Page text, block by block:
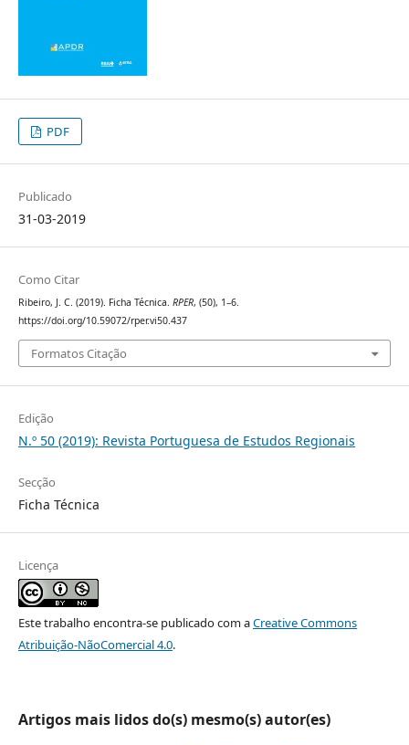
PDF
Publicado
31-03-2019
Como Citar
Ribeiro, J. C. (2019). Ficha Técnica. RPER, (50), 1–6.
https://doi.org/10.59072/rper.vi50.437
Formatos Citação
Edição
N.º 50 (2019): Revista Portuguesa de Estudos Regionais
Secção
Ficha Técnica
Licença
Este trabalho encontra-se publicado com aCreative Commons
Atribuição-NãoComercial 4.0.
Artigos mais lidos do(s) mesmo(s) autor(es)